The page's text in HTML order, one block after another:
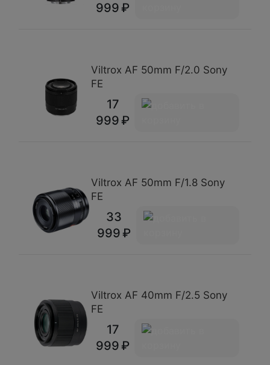
999
Viltrox AF 50mm F/2.0 Sony
FE
17
999
Viltrox AF 50mm F/1.8 Sony
FE
33
999
Viltrox AF 40mm F/2.5 Sony
FE
17
999